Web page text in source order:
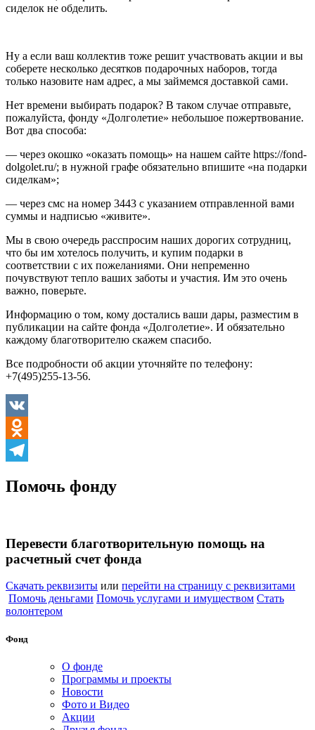
сиделок не обделить.
Ну а если ваш коллектив тоже решит участвовать акции и вы
соберете несколько десятков подарочных наборов, тогда
только назовите нам адрес, а мы займемся доставкой сами.
Нет времени выбирать подарок? В таком случае отправьте,
пожалуйста, фонду «Долголетие» небольшое пожертвование.
Вот два способа:
— через окошко «оказать помощь» на нашем сайте https://fond-
dolgolet.ru/; в нужной графе обязательно впишите «на подарки
сиделкам»;
— через смс на номер 3443 с указанием отправленной вами
суммы и надписью «живите».
Мы в свою очередь расспросим наших дорогих сотрудниц,
что бы им хотелось получить, и купим подарки в
соответствии с их пожеланиями. Они непременно
почувствуют тепло ваших заботы и участия. Им это очень
важно, поверьте.
Информацию о том, кому достались ваши дары, разместим в
публикации на сайте фонда «Долголетие». И обязательно
каждому благотворителю скажем спасибо.
Все подробности об акции уточняйте по телефону:
+7(495)255-13-56.
VK
Odnoklassniki
Помочь фонду
Перевести благотворительную помощь на
расчетный счет фонда
Скачать реквизиты или перейти на страницу с реквизитами
Помочь деньгами Помочь услугами и имуществом Стать
волонтером
Фонд
О фонде
Программы и проекты
Новости
Фото и Видео
Акции